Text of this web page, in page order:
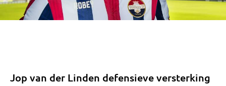
Jop van der Linden defensieve versterking